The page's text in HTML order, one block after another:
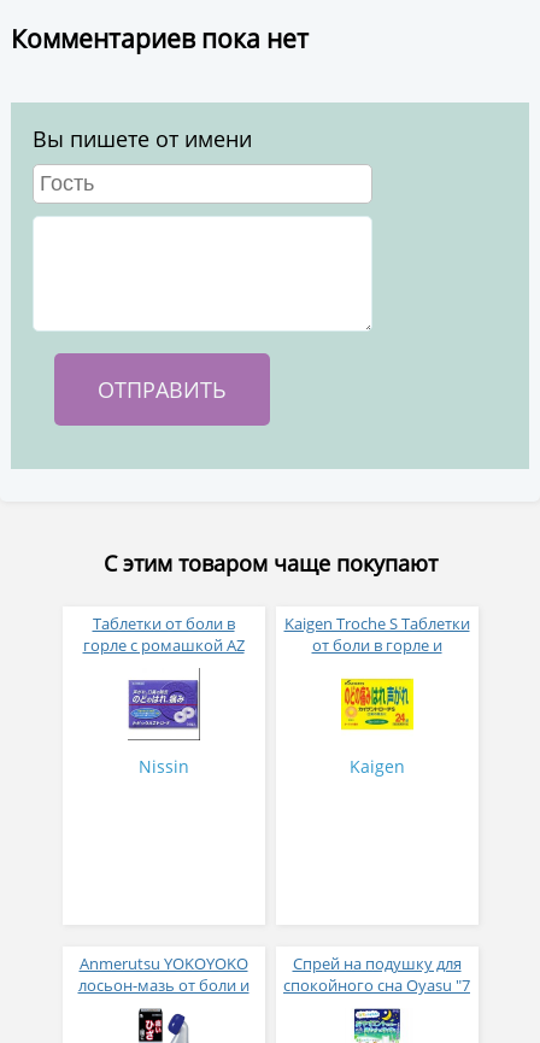
Комментариев пока нет
Вы пишете от имени
С этим товаром чаще покупают
Таблетки от боли в
горле с ромашкой AZ
Troche 24таб
Nissin
Kaigen Troche S Таблетки
от боли в горле и
местного
неспецифического
иммунитета 24таблетки
Kaigen
Anmerutsu YOKOYOKO
лосьон-мазь от боли и
воспаления 110 мл
Спрей на подушку для
спокойного сна Oyasu "7
эфирных масел" 60 мл